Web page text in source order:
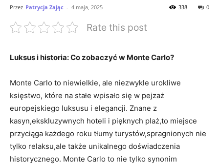
Przez Patrycja Zając - 4 maja, 2025 0
338
Rate this post
Luksus i ​historia: Co zobaczyć ​w Monte Carlo?
Monte Carlo to niewielkie,​ ale niezwykle urokliwe
księstwo, które na ⁣stałe wpisało‌ się w pejzaż
europejskiego luksusu ​i elegancji. ⁢Znane ​z
⁤kasyn,ekskluzywnych ⁤hoteli i ‍pięknych‌ plaż,to miejsce
przyciąga każdego roku tłumy turystów,spragnionych nie
tylko relaksu,ale ⁤także unikalnego doświadczenia
historycznego. Monte Carlo to nie tylko synonim